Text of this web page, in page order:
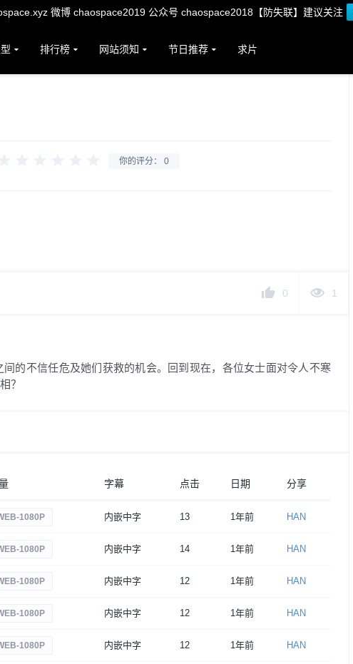
微博 chaospace2019 公众号 chaospace2018【防失联】建议关注
排行榜 网站须知 节日推荐 求片
你的评分： 0
0 1
的不信任危及她们获救的机会。回到现在，各位女士面对令人不寒
？
字幕 点击 日期 分享
1080P 内嵌中字 13 1年前 HAN
1080P 内嵌中字 14 1年前 HAN
1080P 内嵌中字 12 1年前 HAN
1080P 内嵌中字 12 1年前 HAN
1080P 内嵌中字 12 1年前 HAN